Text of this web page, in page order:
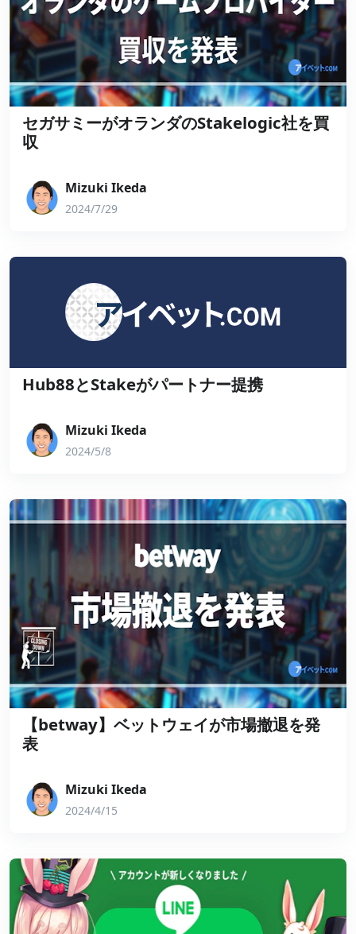
セガサミーがオランダのStakelogic社を買
収
Mizuki Ikeda
2024/7/29
Hub88とStakeがパートナー提携
Mizuki Ikeda
2024/5/8
【betway】ベットウェイが市場撤退を発
表
Mizuki Ikeda
2024/4/15